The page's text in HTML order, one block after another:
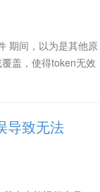
期间，以为是其他原
盖，使得token无效
导致无法